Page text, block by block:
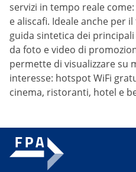
servizi in tempo reale
e aliscafi. Ideale anche per
guida sintetica dei
da foto e video di
permette di visualizzare su
interesse: hotspot WiFi
cinema, ristoranti, hotel e